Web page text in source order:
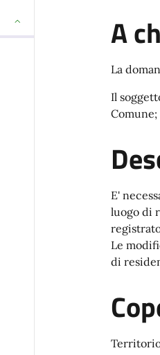
A
La
Il
E'
luogo di
Le
di